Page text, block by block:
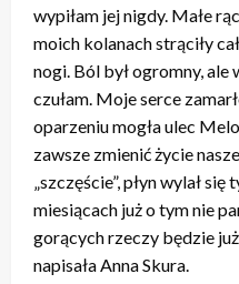
wypiłam jej nigdy. Małe
moich kolanach strąciły
nogi. Ból był ogromny, ale
czułam. Moje serce
oparzeniu mogła ulec
zawsze zmienić życie
„szczęście”, płyn wylał
miesiącach już o tym nie
gorących rzeczy będzie
napisała Anna Skura.